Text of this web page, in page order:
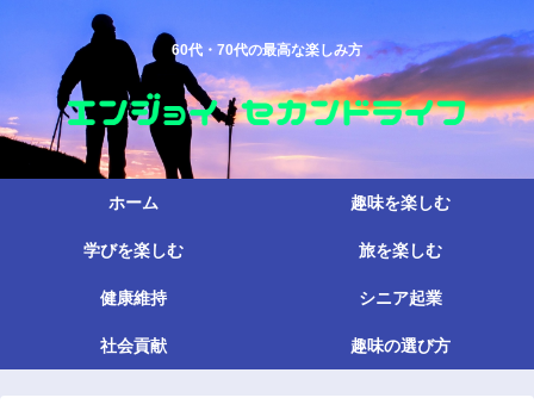
60代・70代の最高な楽しみ方
ホーム 趣味を楽しむ
学びを楽しむ 旅を楽しむ
健康維持 シニア起業
社会貢献 趣味の選び方